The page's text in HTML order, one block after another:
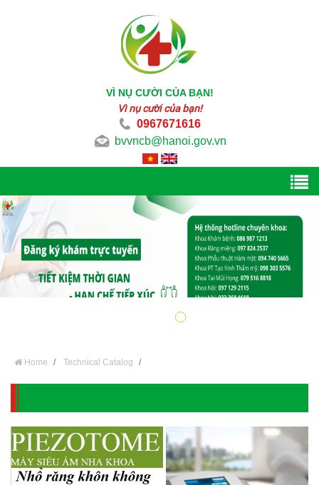
VÌ NỤ CƯỜI CỦA BẠN!
Vì nụ cười của bạn!
0967671616
bvvncb@hanoi.gov.vn
Home Technical Catalog